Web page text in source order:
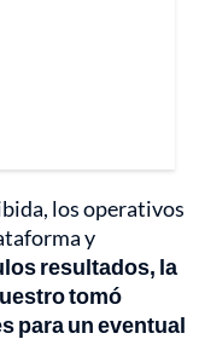
los operativos
y
resultados, la
tomó
para un eventual